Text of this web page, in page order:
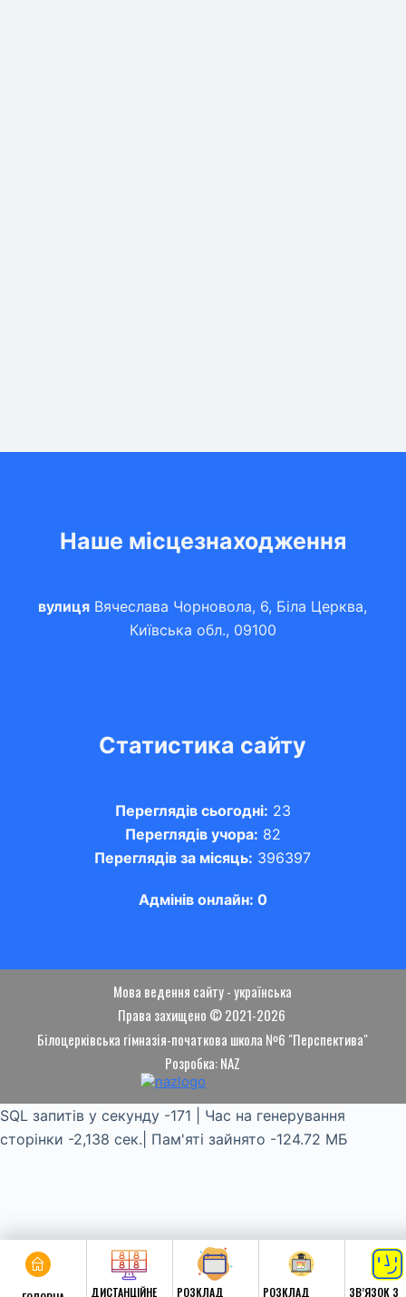
ДИСТАНЦІЙНЕ РОЗКЛАД РОЗКЛАД ЗВ’ЯЗОК З
Наше місцезнаходження
вулиця Вячеслава Чорновола, 6, Біла Церква,
Київська обл., 09100
Статистика сайту
Переглядів сьогодні: 23
Переглядів учора: 82
Переглядів за місяць: 396397
Адмінів онлайн: 0
Мова ведення сайту - українська
Права захищено © 2021-2026
Білоцерківська гімназія-початкова школа №6 "Перспектива"
Розробка: NAZ
SQL запитів у секунду -171 | Час на генерування
сторінки -2,138 сек.| Пам'яті зайнято -124.72 МБ